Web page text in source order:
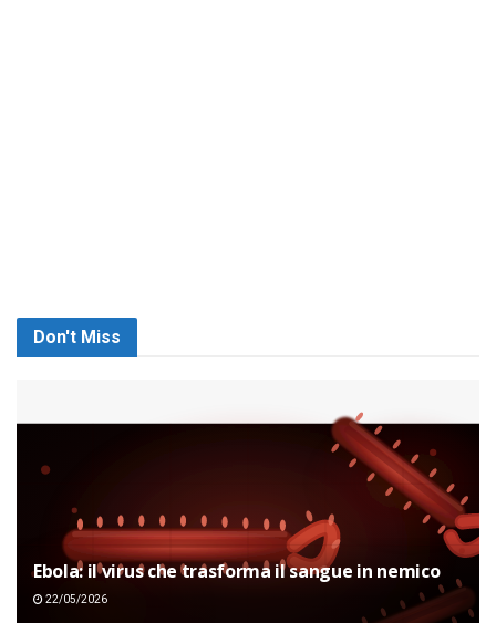
Don't Miss
Ebola: il virus che trasforma il sangue in nemico
22/05/2026